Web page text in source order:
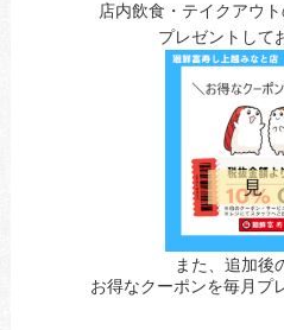
店内飲食・テイクアウ
プレゼントして
また、追加後
お得なクーポンを毎月プ